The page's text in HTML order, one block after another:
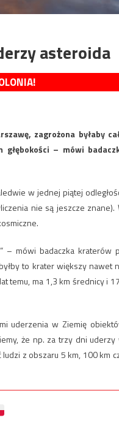
asteroida
zagrożona byłaby
– mówi
w jednej piątej
nie są jeszcze znane).
– mówi badaczka kraterów
to krater większy nawet
temu, ma 1,3 km średnicy i
uderzenia w Ziemię
że np. za trzy dni uderzy
z obszaru 5 km, 100 km